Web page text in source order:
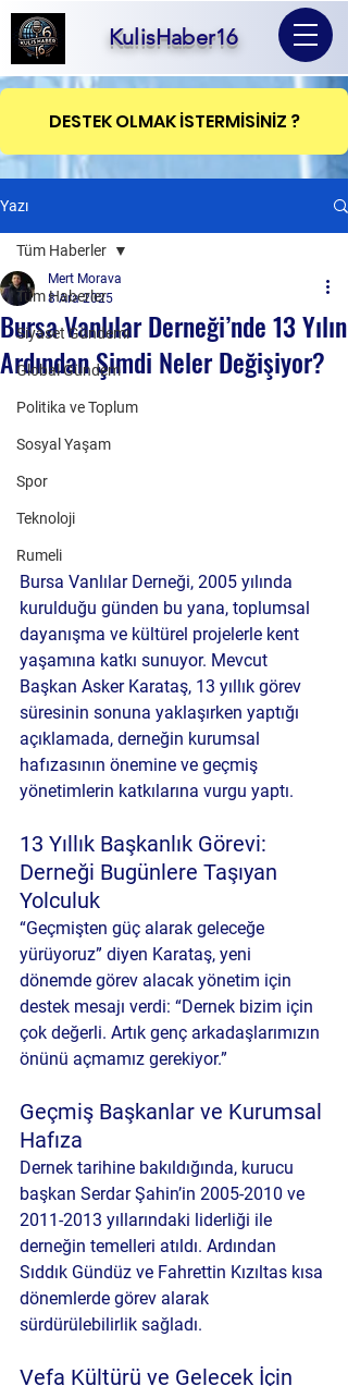
KulisHaber16
DESTEK OLMAK İSTERMİSİNİZ ?
Yazı
Tüm Haberler
Siyaset Gündemi
Global Gündem
Politika ve Toplum
Sosyal Yaşam
Spor
Teknoloji
Rumeli
Tüm Haberler
Bursa Vanlılar Derneği’nde 13 Yılın
Ardından Şimdi Neler Değişiyor?
Mert Morava
8 Ara 2025
Bursa Vanlılar Derneği, 2005 yılında
kurulduğu günden bu yana, toplumsal
dayanışma ve kültürel projelerle kent
yaşamına katkı sunuyor. Mevcut
Başkan Asker Karataş, 13 yıllık görev
süresinin sonuna yaklaşırken yaptığı
açıklamada, derneğin kurumsal
hafızasının önemine ve geçmiş
yönetimlerin katkılarına vurgu yaptı.
13 Yıllık Başkanlık Görevi:
Derneği Bugünlere Taşıyan
Yolculuk
“Geçmişten güç alarak geleceğe
yürüyoruz” diyen Karataş, yeni
dönemde görev alacak yönetim için
destek mesajı verdi: “Dernek bizim için
çok değerli. Artık genç arkadaşlarımızın
önünü açmamız gerekiyor.”
Geçmiş Başkanlar ve Kurumsal
Hafıza
Dernek tarihine bakıldığında, kurucu
başkan Serdar Şahin’in 2005-2010 ve
2011-2013 yıllarındaki liderliği ile
derneğin temelleri atıldı. Ardından
Sıddık Gündüz ve Fahrettin Kızıltas kısa
dönemlerde görev alarak
sürdürülebilirlik sağladı.
Vefa Kültürü ve Gelecek İçin